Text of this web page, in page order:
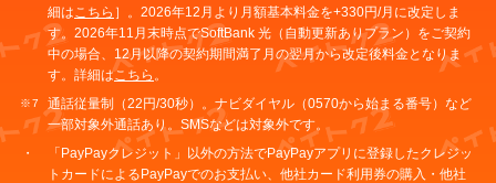
細は こちら ］。2026年12月より月額基本料金を+330円/月に改定しま
す。2026年11月末時点でSoftBank 光（自動更新ありプラン）をご契約
中の場合、12月以降の契約期間満了月の翌月から改定後料金となりま
す。詳細はこちら 。
通話従量制（22円/30秒）。ナビダイヤル（0570から始まる番号）など
一部対象外通話あり。SMSなどは対象外です。
「PayPayクレジット」以外の方法でPayPayアプリに登録したクレジッ
トカードによるPayPayでのお支払い、他社カード利用券の購入・他社